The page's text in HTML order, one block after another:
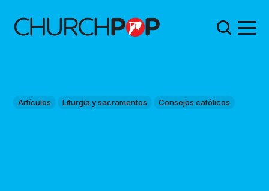
Artículos Liturgia y sacramentos Consejos católicos